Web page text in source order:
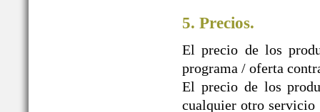
5. Precios.
El precio de los
programa / oferta
El precio de los
cualquier otro servicio